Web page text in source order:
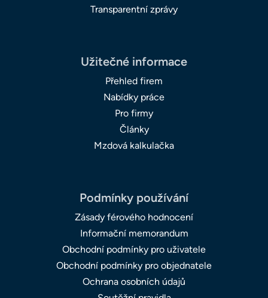
Transparentní zprávy
Užitečné informace
Přehled firem
Nabídky práce
Pro firmy
Články
Mzdová kalkulačka
Podmínky používání
Zásady férového hodnocení
Informační memorandum
Obchodní podmínky pro uživatele
Obchodní podmínky pro objednatele
Ochrana osobních údajů